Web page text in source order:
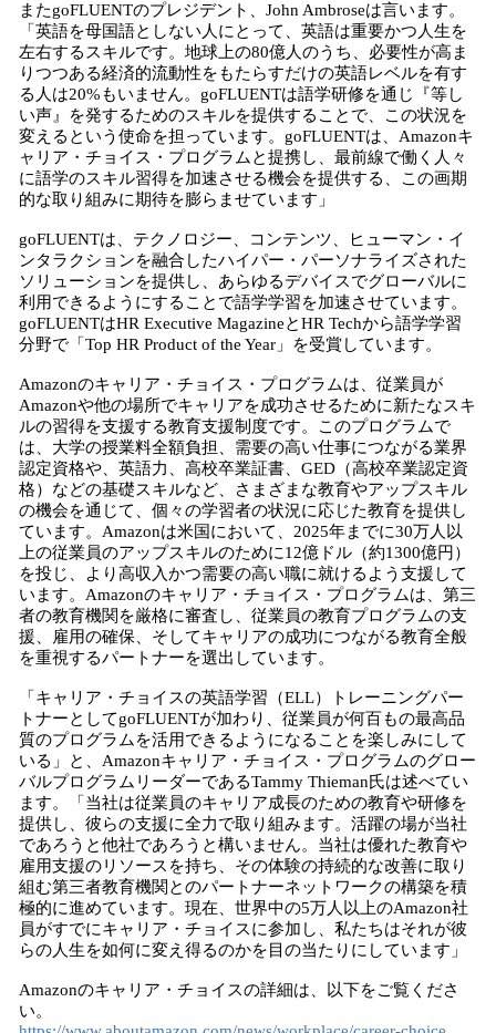
またgoFLUENTのプレジデント、John Ambroseは言います。
「英語を母国語としない人にとって、英語は重要かつ人生を
左右するスキルです。地球上の80億人のうち、必要性が高ま
りつつある経済的流動性をもたらすだけの英語レベルを有す
る人は20%もいません。goFLUENTは語学研修を通じ『等し
い声』を発するためのスキルを提供することで、この状況を
変えるという使命を担っています。goFLUENTは、Amazonキ
ャリア・チョイス・プログラムと提携し、最前線で働く人々
に語学のスキル習得を加速させる機会を提供する、この画期
的な取り組みに期待を膨らませています」
goFLUENTは、テクノロジー、コンテンツ、ヒューマン・イ
ンタラクションを融合したハイパー・パーソナライズされた
ソリューションを提供し、あらゆるデバイスでグローバルに
利用できるようにすることで語学学習を加速させています。
goFLUENTはHR Executive MagazineとHR Techから語学学習
分野で「Top HR Product of the Year」を受賞しています。
Amazonのキャリア・チョイス・プログラムは、従業員が
Amazonや他の場所でキャリアを成功させるために新たなスキ
ルの習得を支援する教育支援制度です。このプログラムで
は、大学の授業料全額負担、需要の高い仕事につながる業界
認定資格や、英語力、高校卒業証書、GED（高校卒業認定資
格）などの基礎スキルなど、さまざまな教育やアップスキル
の機会を通じて、個々の学習者の状況に応じた教育を提供し
ています。Amazonは米国において、2025年までに30万人以
上の従業員のアップスキルのために12億ドル（約1300億円）
を投じ、より高収入かつ需要の高い職に就けるよう支援して
います。Amazonのキャリア・チョイス・プログラムは、第三
者の教育機関を厳格に審査し、従業員の教育プログラムの支
援、雇用の確保、そしてキャリアの成功につながる教育全般
を重視するパートナーを選出しています。
「キャリア・チョイスの英語学習（ELL）トレーニングパー
トナーとしてgoFLUENTが加わり、従業員が何百もの最高品
質のプログラムを活用できるようになることを楽しみにして
いる」と、Amazonキャリア・チョイス・プログラムのグロー
バルプログラムリーダーであるTammy Thieman氏は述べてい
ます。「当社は従業員のキャリア成長のための教育や研修を
提供し、彼らの支援に全力で取り組みます。活躍の場が当社
であろうと他社であろうと構いません。当社は優れた教育や
雇用支援のリソースを持ち、その体験の持続的な改善に取り
組む第三者教育機関とのパートナーネットワークの構築を積
極的に進めています。現在、世界中の5万人以上のAmazon社
員がすでにキャリア・チョイスに参加し、私たちはそれが彼
らの人生を如何に変え得るのかを目の当たりにしています」
Amazonのキャリア・チョイスの詳細は、以下をご覧くださ
い。